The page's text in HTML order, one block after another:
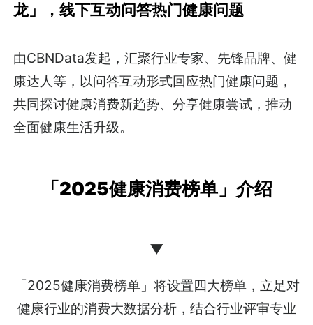
龙」，线下互动问答热门健康问题
由CBNData发起，汇聚行业专家、先锋品牌、健
康达人等，以问答互动形式回应热门健康问题，
共同探讨健康消费新趋势、分享健康尝试，推动
全面健康生活升级。
「2025健康消费榜单」介绍
▼
「2025健康消费榜单」将设置四大榜单，立足对
健康行业的消费大数据分析，结合行业评审专业